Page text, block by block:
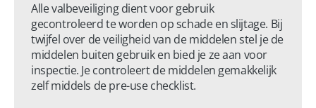
Alle valbeveiliging dient voor gebruik
gecontroleerd te worden op schade en slijtage. Bij
twijfel over de veiligheid van de middelen stel je de
middelen buiten gebruik en bied je ze aan voor
inspectie. Je controleert de middelen gemakkelijk
zelf middels de pre-use checklist.